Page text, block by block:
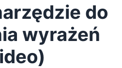
JSON oraz narzędzie do
danych zostały wprowadzone
do
wyrażeń